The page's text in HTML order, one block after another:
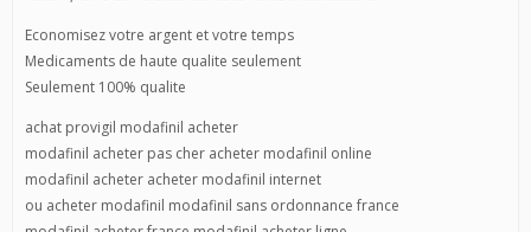
Economisez votre argent et votre temps
Medicaments de haute qualite seulement
Seulement 100% qualite
achat provigil modafinil acheter
modafinil acheter pas cher acheter modafinil online
modafinil acheter acheter modafinil internet
ou acheter modafinil modafinil sans ordonnance france